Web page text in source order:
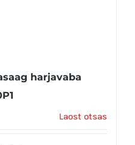
harjavaba
Laost otsas